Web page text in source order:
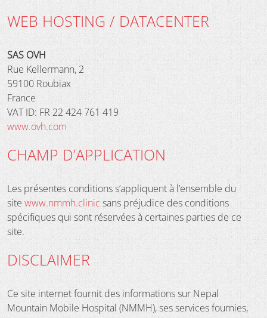
WEB HOSTING / DATACENTER
SAS OVH
Rue Kellermann, 2
59100 Roubiax
France
VAT ID: FR 22 424 761 419
www.ovh.com
CHAMP D’APPLICATION
Les présentes conditions s’appliquent à l’ensemble du
site www.nmmh.clinic sans préjudice des conditions
spécifiques qui sont réservées à certaines parties de ce
site.
DISCLAIMER
Ce site internet fournit des informations sur Nepal
Mountain Mobile Hospital (NMMH), ses services fournies,